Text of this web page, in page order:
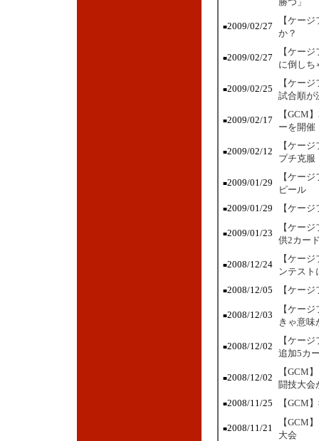
■2009/02/27
【ケー
か？
■2009/02/27
【ケー
に倒しち
■2009/02/25
【ケー
試合順が
■2009/02/17
【GCM
ーを開催
■2009/02/12
【ケー
プチ克服
■2009/01/29
【ケー
ピール
■2009/01/29 【ケー
■2009/01/23
【ケー
供2カー
■2008/12/24
【ケー
ンテスト
■2008/12/05 【ケー
■2008/12/03
【ケー
きゃ意味
■2008/12/02
【ケー
追加5カ
■2008/12/02
【GCM
闘技大会
■2008/11/25 【GCM
■2008/11/21
【GCM
大会